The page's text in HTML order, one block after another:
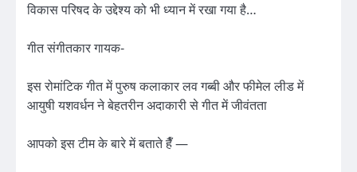
विकास परिषद के उद्देश्य को भी ध्यान में रखा गया है…
गीत संगीतकार गायक-
इस रोमांटिक गीत में पुरुष कलाकार लव गब्बी और फीमेल लीड में
आयुषी यशवर्धन ने बेहतरीन अदाकारी से गीत में जीवंतता
आपको इस टीम के बारे में बताते हैँ —